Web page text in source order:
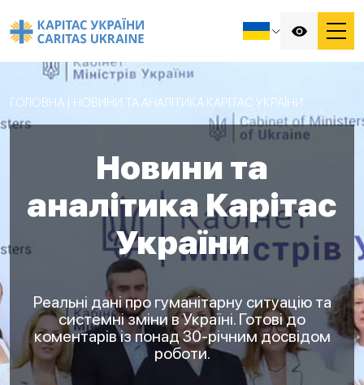
ГОЛОВНА | НОВИНИ ТА АНАЛІТИКА КАРІТАС УКРАЇНИ
Новини та
аналітика Карітас
України
Реальні дані про гуманітарну ситуацію та
системні зміни в Україні. Готові до
коментарів із понад 30-річним досвідом
роботи.